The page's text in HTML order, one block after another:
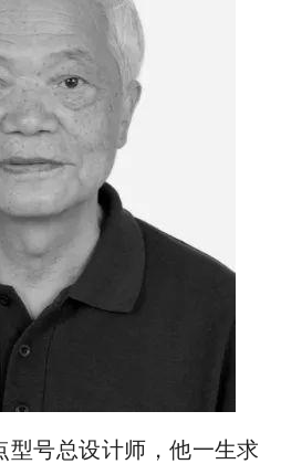
型号总设计师，他一生求